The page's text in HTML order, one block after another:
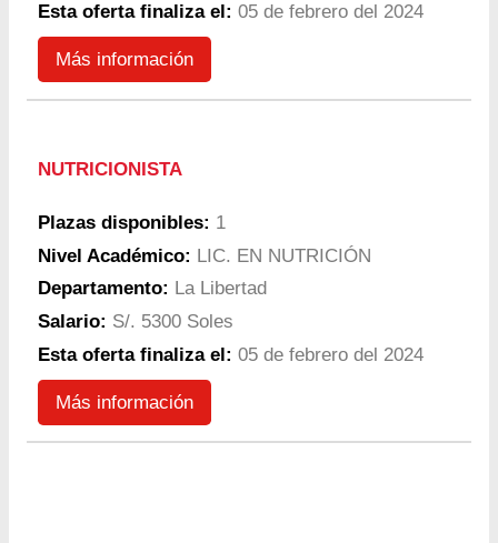
Esta oferta finaliza el: 05 de febrero del 2024
Más información
NUTRICIONISTA
Plazas disponibles: 1
Nivel Académico: LIC. EN NUTRICIÓN
Departamento: La Libertad
Salario: S/. 5300 Soles
Esta oferta finaliza el: 05 de febrero del 2024
Más información